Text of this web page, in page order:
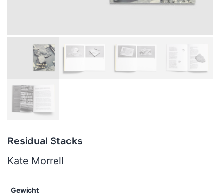
Residual Stacks
Kate Morrell
Gewicht